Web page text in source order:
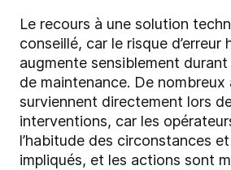
Le recours à une solution
conseillé, car le risque d’erreur
augmente sensiblement
de maintenance. De nombreux
surviennent directement lors
interventions, car les
l’habitude des circonstances
impliqués, et les actions sont